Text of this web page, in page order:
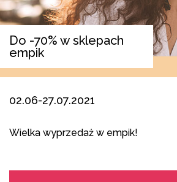
Do -70% w sklepach
empik
02.06-27.07.2021
Wielka wyprzedaż w empik!